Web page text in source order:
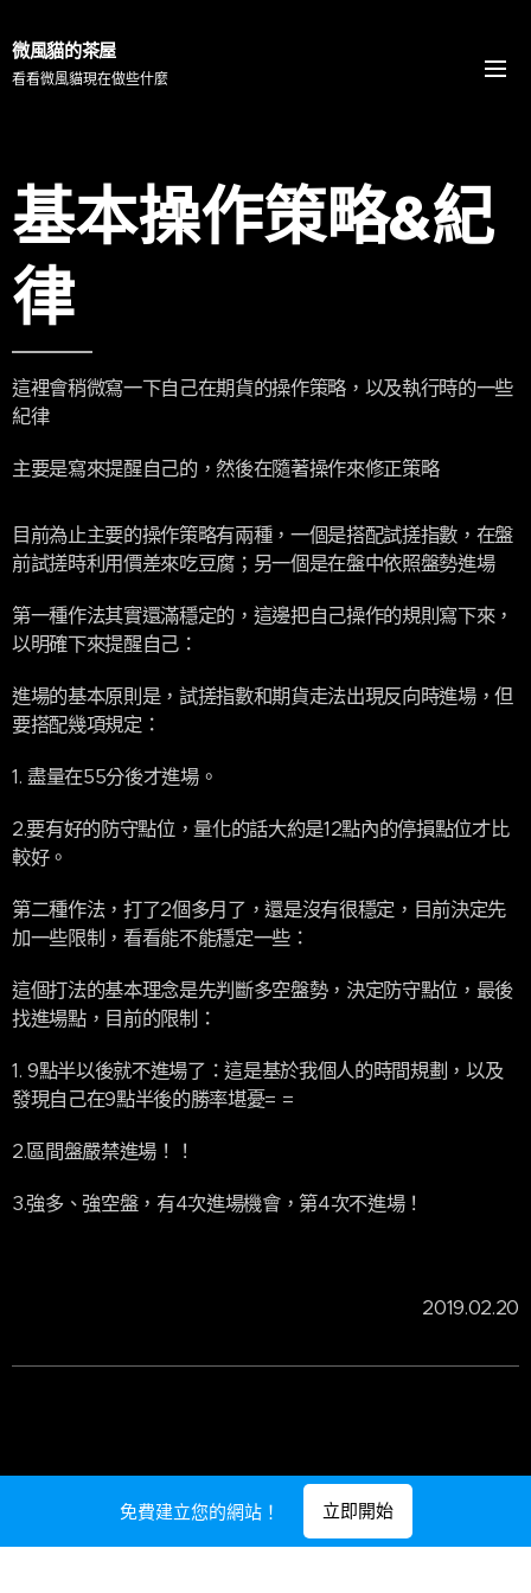
微風貓的茶屋
看看微風貓現在做些什麼
基本操作策略&紀
律
這裡會稍微寫一下自己在期貨的操作策略，以及執行時的一些
紀律
主要是寫來提醒自己的，然後在隨著操作來修正策略
目前為止主要的操作策略有兩種，一個是搭配試搓指數，在盤
前試搓時利用價差來吃豆腐；另一個是在盤中依照盤勢進場
第一種作法其實還滿穩定的，這邊把自己操作的規則寫下來，
以明確下來提醒自己：
進場的基本原則是，試搓指數和期貨走法出現反向時進場，但
要搭配幾項規定：
1. 盡量在55分後才進場。
2.要有好的防守點位，量化的話大約是12點內的停損點位才比
較好。
第二種作法，打了2個多月了，還是沒有很穩定，目前決定先
加一些限制，看看能不能穩定一些：
這個打法的基本理念是先判斷多空盤勢，決定防守點位，最後
找進場點，目前的限制：
1. 9點半以後就不進場了：這是基於我個人的時間規劃，以及
發現自己在9點半後的勝率堪憂= =
2.區間盤嚴禁進場！！
3.強多、強空盤，有4次進場機會，第4次不進場！
2019.02.20
由Webnode 提供技術支援
免費建立您的網站！ 立即開始